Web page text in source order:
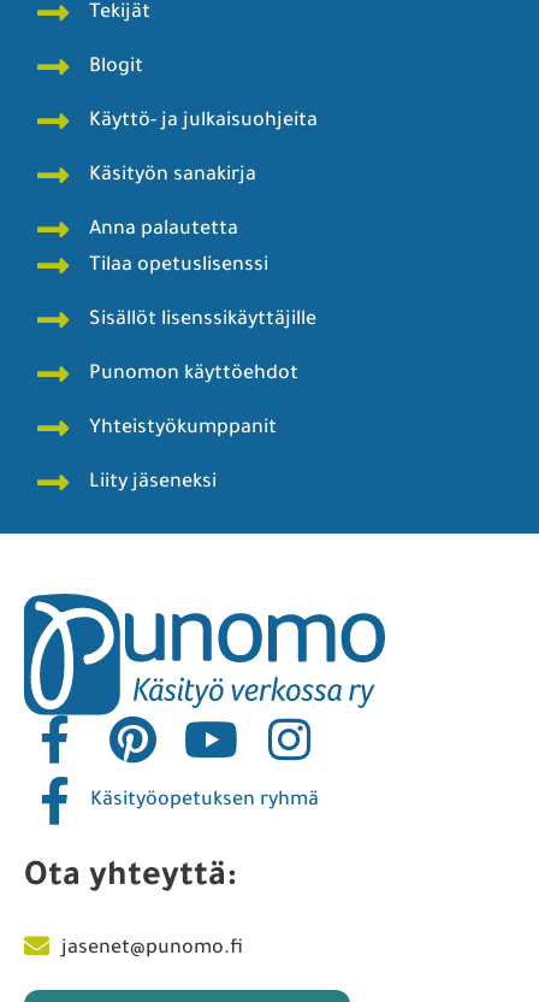
Tekijät
Blogit
Käyttö- ja julkaisuohjeita
Käsityön sanakirja
Anna palautetta
Tilaa opetuslisenssi
Sisällöt lisenssikäyttäjille
Punomon käyttöehdot
Yhteistyökumppanit
Liity jäseneksi
Käsityöopetuksen ryhmä
Ota yhteyttä:
jasenet@punomo.fi